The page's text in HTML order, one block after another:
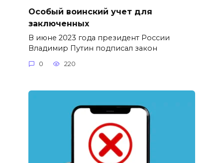
Особый воинский учет для
заключенных
В июне 2023 года президент России
Владимир Путин подписал закон
0 220